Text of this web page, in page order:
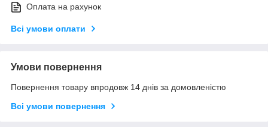
Оплата на рахунок
Всі умови оплати
Умови повернення
Повернення товару впродовж 14 днів за домовленістю
Всі умови повернення